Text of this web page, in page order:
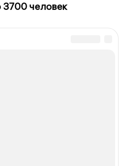
3700 человек